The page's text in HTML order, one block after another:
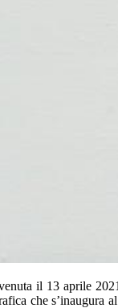
il 13 aprile
che